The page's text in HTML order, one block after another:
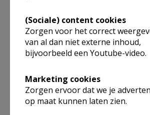
050/51 17 86
Stuur een mailtje
Google Maps
Organisatiestructuur
(Sociale) content cookies
Zorgen voor het correct
van al dan niet externe inhoud,
bijvoorbeeld een Youtube-video.
Marketing cookies
Zorgen ervoor dat we je
op maat kunnen laten zien.